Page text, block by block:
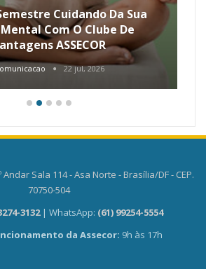
Cuidando Da Sua
Com O Clube De
ASSECOR
22 jul, 2026
Andar Sala 114 - Asa Norte - Brasília/DF - CEP.
70750-504
3132 | WhatsApp: (61) 99254-5554
da Assecor: 9h às 17h